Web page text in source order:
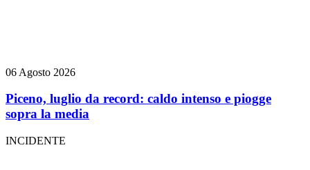
06 Agosto 2026
Piceno, luglio da record: caldo intenso e piogge
sopra la media
INCIDENTE